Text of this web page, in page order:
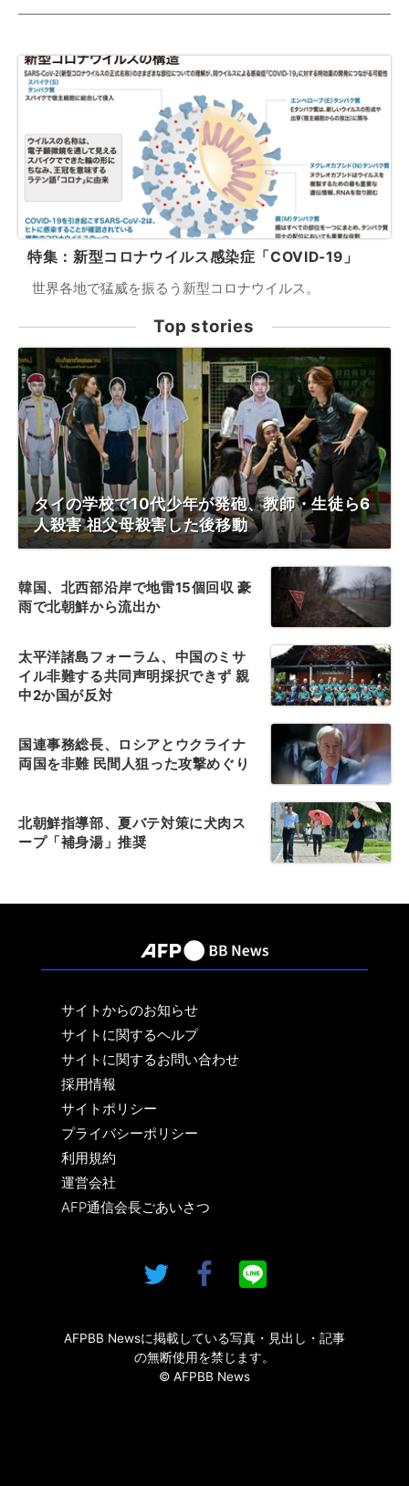
特集：新型コロナウイルス感染症「COVID-19」
世界各地で猛威を振るう新型コロナウイルス。
Top stories
タイの学校で10代少年が発砲、教師・生徒ら6
人殺害 祖父母殺害した後移動
韓国、北西部沿岸で地雷15個回収 豪
雨で北朝鮮から流出か
太平洋諸島フォーラム、中国のミサ
イル非難する共同声明採択できず 親
中2か国が反対
国連事務総長、ロシアとウクライナ
両国を非難 民間人狙った攻撃めぐり
北朝鮮指導部、夏バテ対策に犬肉ス
ープ「補身湯」推奨
サイトからのお知らせ
サイトに関するヘルプ
サイトに関するお問い合わせ
採用情報
サイトポリシー
プライバシーポリシー
利用規約
運営会社
AFP通信会長ごあいさつ
AFPBB Newsに掲載している写真・見出し・記事
の無断使用を禁じます。
© AFPBB News